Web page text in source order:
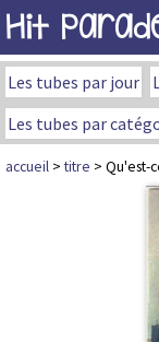
Hit
Les tubes par jour
Les tubes par
accueil >titre > Qu'est-